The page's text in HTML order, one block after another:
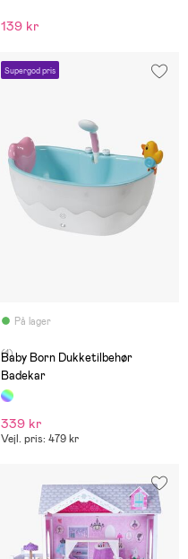
139 kr
Supergod pris
På lager
(1)
Baby Born Dukketilbehør
Badekar
339 kr
Vejl. pris: 479 kr